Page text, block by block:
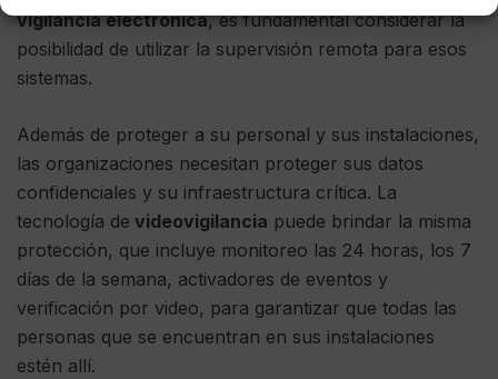
vigilancia electrónica, es fundamental considerar la
posibilidad de utilizar la supervisión remota para esos
sistemas.
Además de proteger a su personal y sus instalaciones,
las organizaciones necesitan proteger sus datos
confidenciales y su infraestructura crítica. La
tecnología de videovigilancia puede brindar la misma
protección, que incluye monitoreo las 24 horas, los 7
días de la semana, activadores de eventos y
verificación por video, para garantizar que todas las
personas que se encuentran en sus instalaciones
estén allí.